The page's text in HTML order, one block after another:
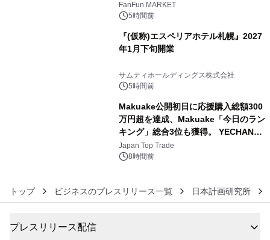
FanFun MARKET
5時間前
『(仮称)エスペリアホテル札幌』2027
年1月下旬開業
サムティホールディングス株式会社
5時間前
Makuake公開初日に応援購入総額300
万円超を達成、Makuake「今日のラン
キング」総合3位も獲得。 YECHAN音
浴シンギングボウル第2弾の大型サイ
ズ（XL・2XL・3XL）を先行販売中
Japan Top Trade
8時間前
トップ ビジネスのプレスリリース一覧 日本計画研究所
プレスリリース配信